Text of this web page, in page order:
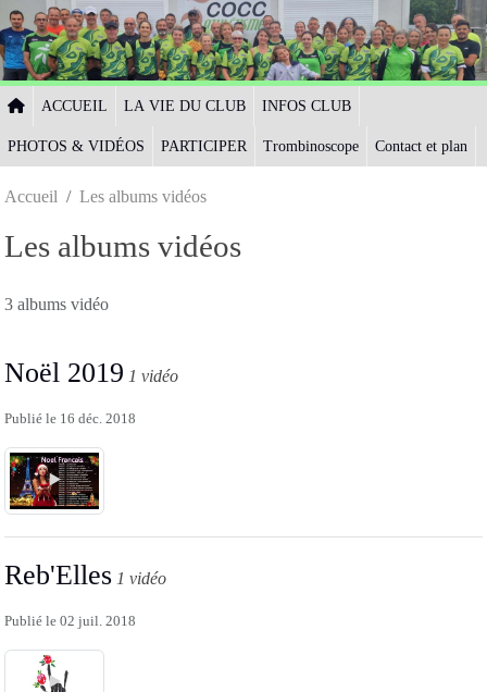
ACCUEIL LA VIE DU CLUB INFOS CLUB
PHOTOS & VIDÉOS PARTICIPER Trombinoscope Contact et plan
Accueil Les albums vidéos
Les albums vidéos
3 albums vidéo
Noël 2019 1 vidéo
Publié le 16 déc. 2018
Reb'Elles 1 vidéo
Publié le 02 juil. 2018
Panneau de gestion des cookies